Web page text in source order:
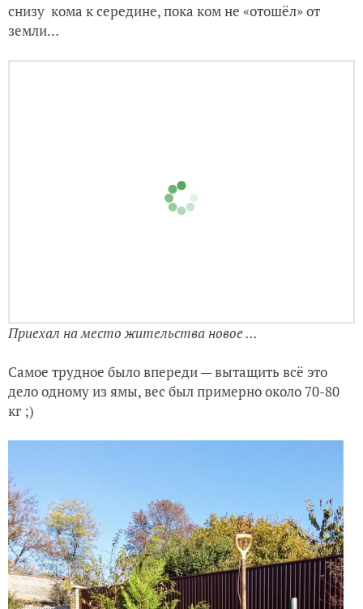
ствола и прокопал по диаметру приствольного круга
канавку на ширину штыка лопаты. В итоге у меня
получился довольно крупный ком земли около 80 см
снизу кома к середине, пока ком не «отошёл» от
земли…